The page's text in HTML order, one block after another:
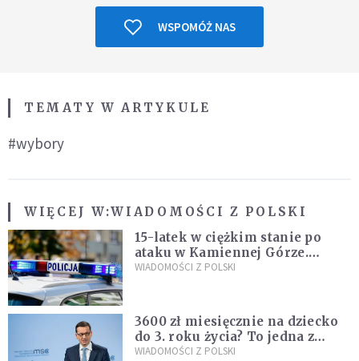
WSPOMÓŻ NAS
TEMATY W ARTYKULE
#wybory
WIĘCEJ W:WIADOMOŚCI Z POLSKI
15-latek w ciężkim stanie po
ataku w Kamiennej Górze.
Policja zatrzymała dwóch
WIADOMOŚCI Z POLSKI
3600 zł miesięcznie na dziecko
do 3. roku życia? To jedna z
propozycji programu "Rozwój
WIADOMOŚCI Z POLSKI